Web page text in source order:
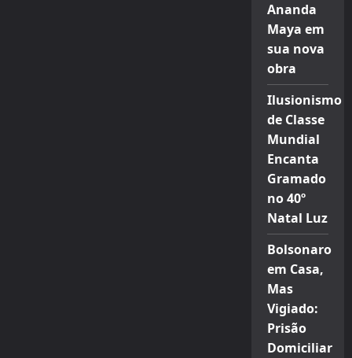
Ananda
Maya em
sua nova
obra
Ilusionismo
de Classe
Mundial
Encanta
Gramado
no 40º
Natal Luz
Bolsonaro
em Casa,
Mas
Vigiado:
Prisão
Domiciliar